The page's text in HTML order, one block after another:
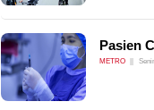
Pasien
METRO